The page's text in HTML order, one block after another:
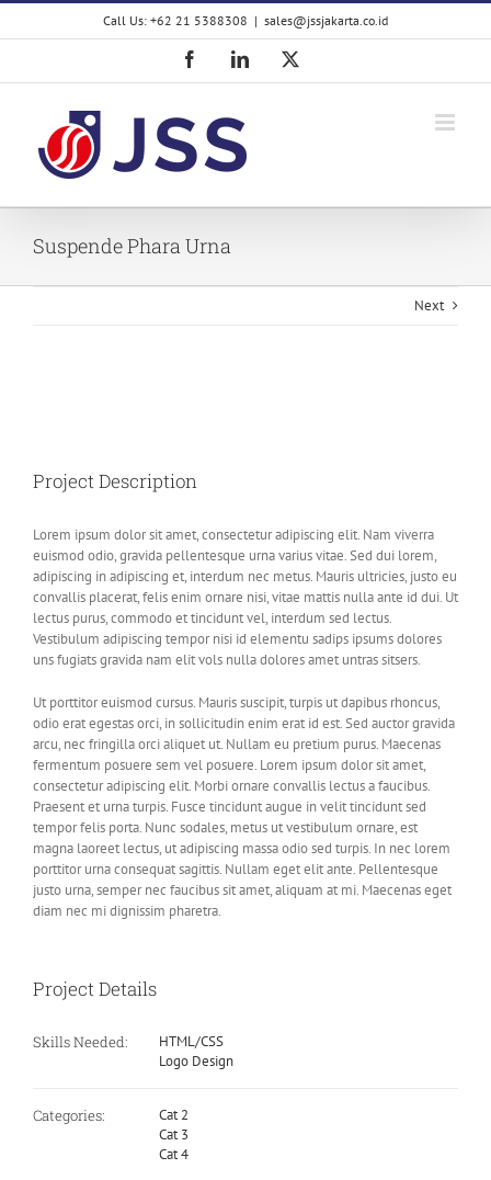
Skip
Call Us: +62 21 5388308 | sales@jssjakarta.co.id
FacebookLinkedIn
Suspende Phara Urna
Next
Project Description
Lorem ipsum dolor sit amet, consectetur adipiscing elit. Nam viverra
euismod odio, gravida pellentesque urna varius vitae. Sed dui lorem,
adipiscing in adipiscing et, interdum nec metus. Mauris ultricies, justo eu
convallis placerat, felis enim ornare nisi, vitae mattis nulla ante id dui. Ut
lectus purus, commodo et tincidunt vel, interdum sed lectus.
Vestibulum adipiscing tempor nisi id elementu sadips ipsums dolores
uns fugiats gravida nam elit vols nulla dolores amet untras sitsers.
Ut porttitor euismod cursus. Mauris suscipit, turpis ut dapibus rhoncus,
odio erat egestas orci, in sollicitudin enim erat id est. Sed auctor gravida
arcu, nec fringilla orci aliquet ut. Nullam eu pretium purus. Maecenas
fermentum posuere sem vel posuere. Lorem ipsum dolor sit amet,
consectetur adipiscing elit. Morbi ornare convallis lectus a faucibus.
Praesent et urna turpis. Fusce tincidunt augue in velit tincidunt sed
tempor felis porta. Nunc sodales, metus ut vestibulum ornare, est
magna laoreet lectus, ut adipiscing massa odio sed turpis. In nec lorem
porttitor urna consequat sagittis. Nullam eget elit ante. Pellentesque
justo urna, semper nec faucibus sit amet, aliquam at mi. Maecenas eget
diam nec mi dignissim pharetra.
Project Details
Skills Needed:
HTML/CSS
Logo Design
Categories:
Cat 2
Cat 3
Cat 4